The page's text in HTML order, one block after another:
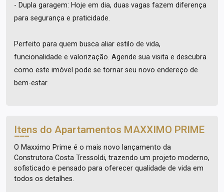
- Dupla garagem: Hoje em dia, duas vagas fazem diferença
para segurança e praticidade.
Perfeito para quem busca aliar estilo de vida,
funcionalidade e valorização. Agende sua visita e descubra
como este imóvel pode se tornar seu novo endereço de
bem-estar.
Itens do Apartamentos MAXXIMO PRIME
O Maxximo Prime é o mais novo lançamento da
Construtora Costa Tressoldi, trazendo um projeto moderno,
sofisticado e pensado para oferecer qualidade de vida em
todos os detalhes.